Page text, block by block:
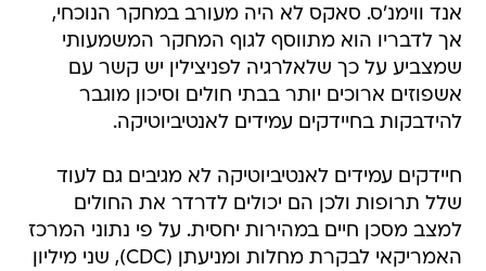
אנד ווימנ'ס. סאקס לא היה מעורב במחקר הנוכחי,
אך לדבריו הוא מתווסף לגוף המחקר המשמעותי
שמצביע על כך שלאלרגיה לפניצילין יש קשר עם
אשפוזים ארוכים יותר בבתי חולים וסיכון מוגבר
להידבקות בחיידקים עמידים לאנטיביוטיקה.
חיידקים עמידים לאנטיביוטיקה לא מגיבים גם לעוד
שלל תרופות ולכן הם יכולים לדרדר את החולים
למצב מסכן חיים במהירות יחסית. על פי נתוני המרכז
האמריקאי לבקרת מחלות ומניעתן (CDC), שני מיליון